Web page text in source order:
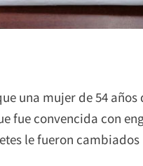
una mujer de 54
fue convencida con
le fueron